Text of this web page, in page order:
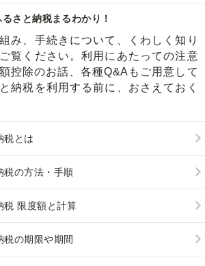
るさと納税まるわかり！
み、手続きについて、くわしく知り
覧ください。利用にあたっての注意
控除のお話、各種Q&Aもご用意して
納税を利用する前に、おさえておく
税とは
税の方法・手順
税 限度額と計算
税の期限や期間